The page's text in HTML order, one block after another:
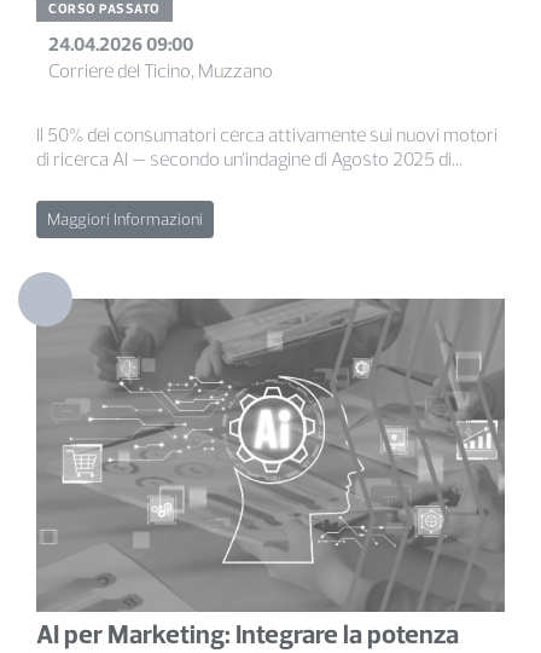
CORSO PASSATO
24.04.2026 09:00
Corriere del Ticino, Muzzano
Il 50% dei consumatori cerca attivamente sui nuovi motori
di ricerca AI — secondo un’indagine di Agosto 2025 di
considera la principale fonte digitale per le decisioni
d'acquisto. Anche in ambito assicurativo. ChatGPT, Claude
clienti: rispondono alle loro domande, confrontano prodotti
e orientano le decisioni d’acquisto anche nel B2B — prima
ancora che il telefono squilli in agenzia.
Maggiori Informazioni
AI per Marketing: Integrare la potenza